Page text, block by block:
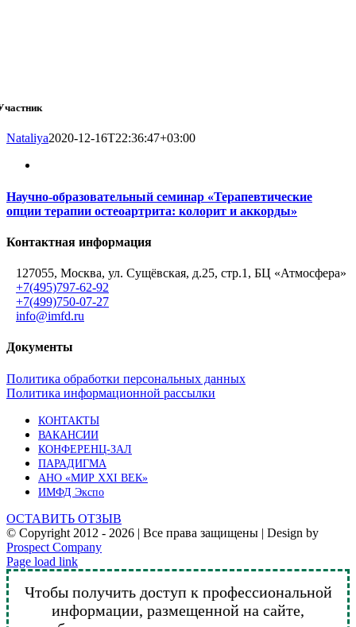
Nataliya2020-12-16T22:36:47+03:00
Научно-образовательный семинар «Терапевтические
опции терапии остеоартрита: колорит и аккорды»
Контактная информация
127055, Москва, ул. Сущёвская, д.25, стр.1, БЦ «Атмосфера»
+7(495)797-62-92
+7(499)750-07-27
info@imfd.ru
Документы
Политика обработки персональных данных
Политика информационной рассылки
КОНТАКТЫ
ВАКАНСИИ
КОНФЕРЕНЦ-ЗАЛ
ПАРАДИГМА
АНО «МИР XXI ВЕК»
ИМФД Экспо
ОСТАВИТЬ ОТЗЫВ
© Copyright 2012 - 2026 | Все права защищены | Design by
Prospect Company
Vk
Telegram
YouTube
Email
Page load link
Чтобы получить доступ к профессиональной
информации, размещенной на сайте,